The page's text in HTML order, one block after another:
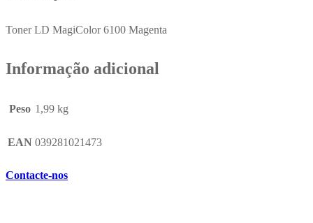
Toner LD MagiColor 6100 Magenta
Informação adicional
Peso 1,99 kg
EAN 039281021473
Contacte-nos